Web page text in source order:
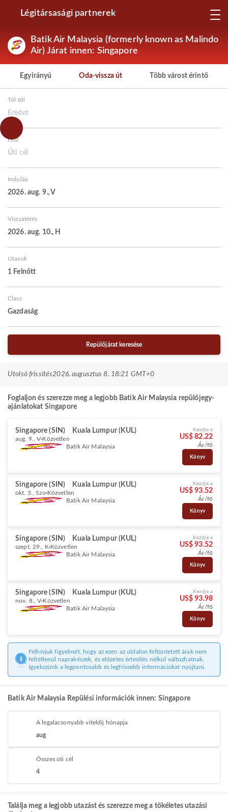
Légitársasági partnerek
Batik Air Malaysia (formerly known as Malindo
Air) Járat innen: Singapore
Egyirányú Oda-vissza út Több várost érintő
Tól től
Eredet
Hoz
Úti cél
Indulás
2026. aug. 9., V
Visszatérés
2026. aug. 10., H
Utasok
1 Felnőtt
Class
Gazdaság
Repülőjárat keresése
Utolsó frissítés2026. augusztus 8. 18:21 GMT+0
Foglaljon és szerezze meg a legjobb Batik Air Malaysia repülőjegy-
ajánlatokat Singapore
Singapore (SIN) Kuala Lumpur (KUL)
aug. 9., V Közvetlen
Batik Air Malaysia
Kezdje a
US$ 82.22
Ár/fő
Könyv
Singapore (SIN) Kuala Lumpur (KUL)
okt. 3., Szo Közvetlen
Batik Air Malaysia
Kezdje a
US$ 93.52
Ár/fő
Könyv
Singapore (SIN) Kuala Lumpur (KUL)
szept. 29., K Közvetlen
Batik Air Malaysia
Kezdje a
US$ 93.52
Ár/fő
Könyv
Singapore (SIN) Kuala Lumpur (KUL)
nov. 8., V Közvetlen
Batik Air Malaysia
Kezdje a
US$ 93.98
Ár/fő
Könyv
Felhívjuk figyelmét, hogy az ezen az oldalon feltüntetett árak nem
feltétlenül naprakészek, és előzetes értesítés nélkül változhatnak.
Igyekszünk a legpontosabb és legfrissebb információkat nyújtani.
Batik Air Malaysia Repülési információk innen: Singapore
A legalacsonyabb viteldíj hónapja
aug
Összes úti cél
4
Találja meg a legjobb utazást és szerezze meg a tökéletes utazási